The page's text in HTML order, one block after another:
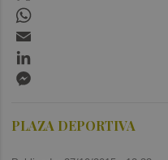
PLAZA DEPORTIVA